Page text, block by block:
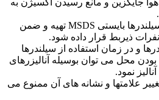
هوا جایگزین و مانع رسیدن اکسیژن به
در خصوص محتویات سیلندرها بایستی MSDS تهیه و ضمن
ذیربط قرار داده شود.
و در زمان استفاده از سیلندرها
محل می توان بوسیله آنالیزرهای
نمود.
علامتها و نشانه های آن ممنوع می